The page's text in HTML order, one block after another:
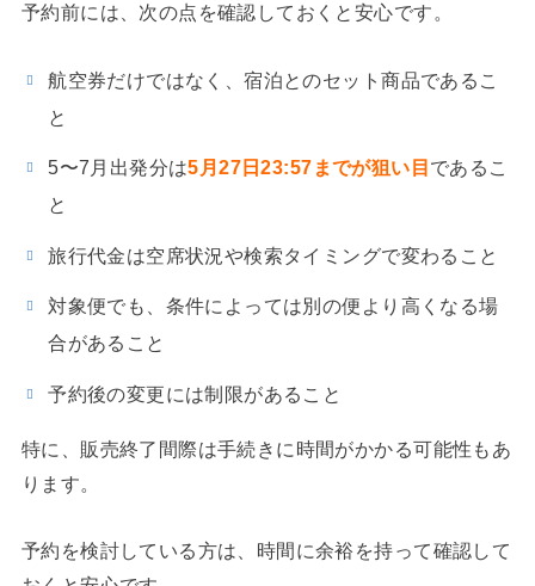
予約前には、次の点を確認しておくと安心です。
航空券だけではなく、宿泊とのセット商品であるこ
と
5〜7月出発分は5月27日23:57までが狙い目であるこ
と
旅行代金は空席状況や検索タイミングで変わること
対象便でも、条件によっては別の便より高くなる場
合があること
予約後の変更には制限があること
特に、販売終了間際は手続きに時間がかかる可能性もあ
ります。
予約を検討している方は、時間に余裕を持って確認して